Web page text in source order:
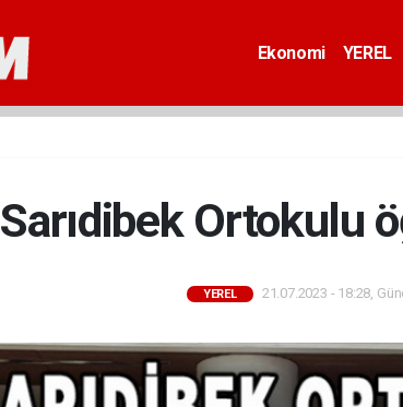
Ekonomi YEREL
Sarıdibek Ortokulu
YEREL 21.07.2023 - 18:28,